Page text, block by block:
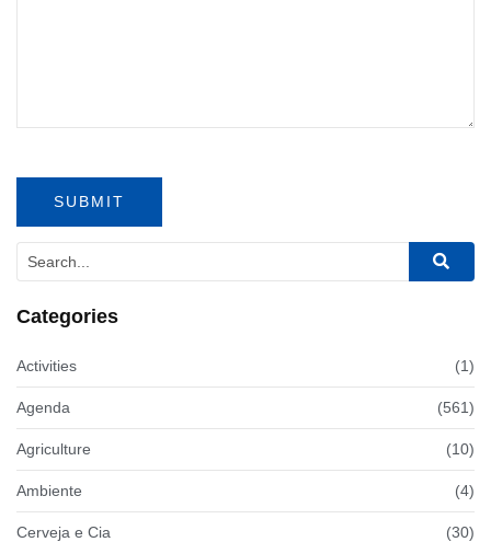
Categories
Activities (1)
Agenda (561)
Agriculture (10)
Ambiente (4)
Cerveja e Cia (30)